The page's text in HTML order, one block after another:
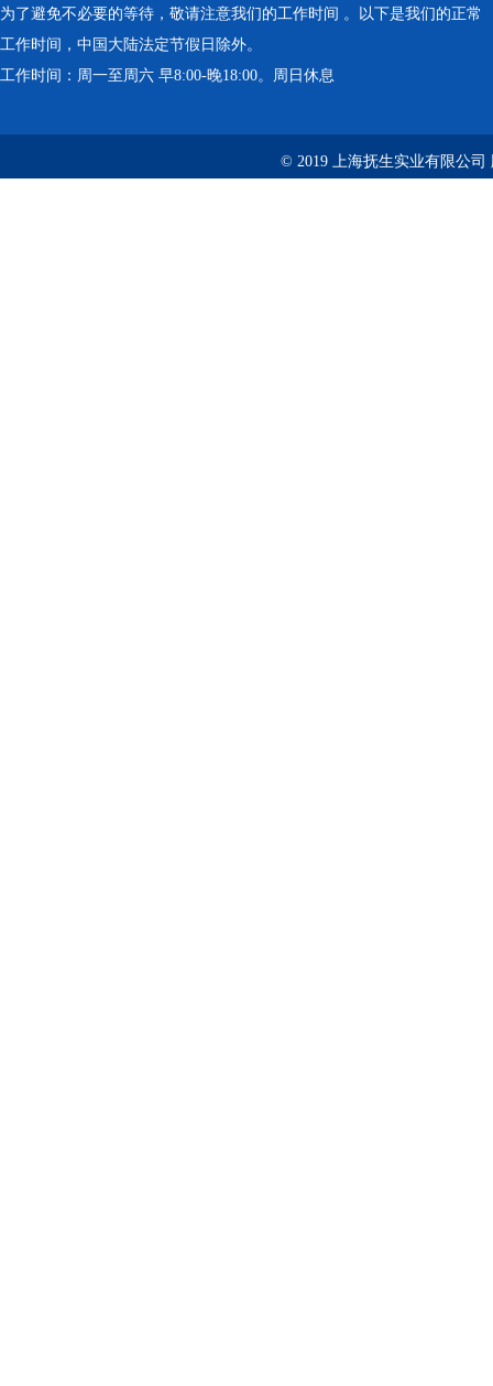
为了避免不必要的等待，敬请注意我们的工作时间 。以下是我们的正常
工作时间，中国大陆法定节假日除外。
工作时间：周一至周六 早8:00-晚18:00。周日休息
© 2019 上海抚生实业有限公司